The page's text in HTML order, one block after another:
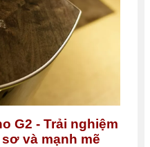
G2 - Trải nghiệm
và mạnh mẽ